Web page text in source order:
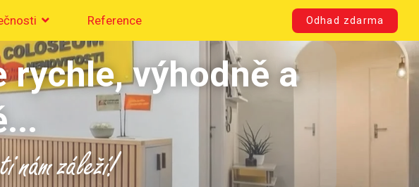
Reference Odhad zdarma
výhodně a
nám záleží!